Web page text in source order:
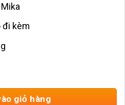
đi kèm
D100 HD-TVP1M2 số lượng
giỏ hàng